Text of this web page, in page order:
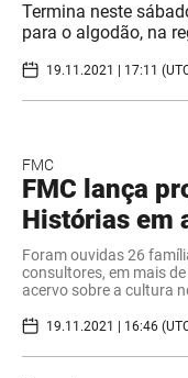
Termina neste
para o algodão, na
19.11.2021 | 17:11
FMC
FMC lança
Histórias em
Foram ouvidas 26
consultores, em mais
acervo sobre a cultura
19.11.2021 | 16:46